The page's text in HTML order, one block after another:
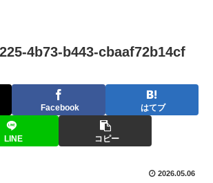
4b73-b443-cbaaf72b14cf
Facebook はてブ
LINE コピー
2026.05.06